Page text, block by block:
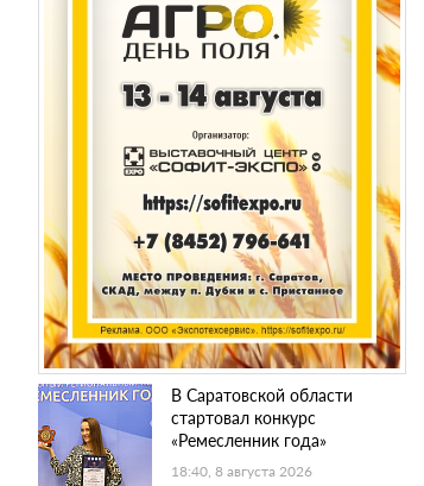
В Саратовской области
стартовал конкурс
«Ремесленник года»
18:40, 8 августа 2026